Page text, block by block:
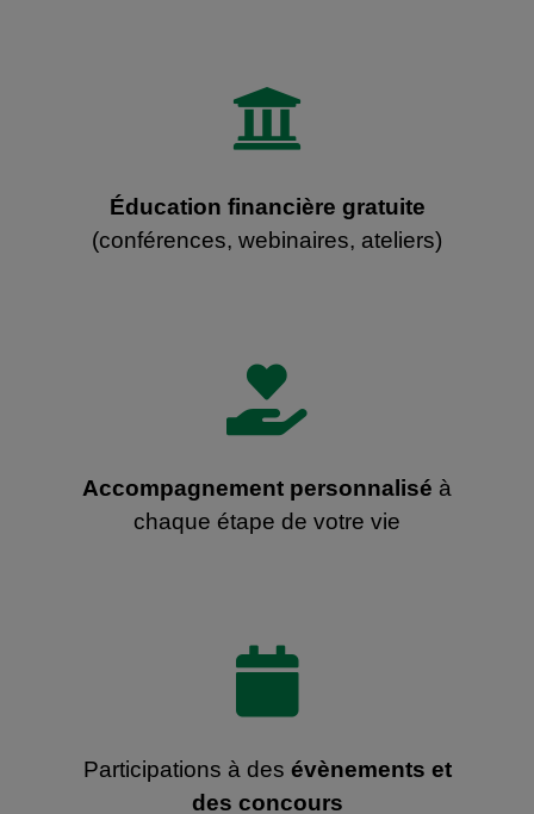

Éducation financière gratuite
(conférences, webinaires, ateliers)

Accompagnement personnalisé à
chaque étape de votre vie

Participations à des évènements et
des concours